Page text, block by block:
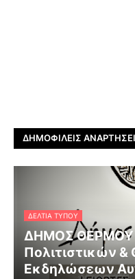
ΔΗΜΟΦΙΛΕΊΣ
ΔΕΛΤΊΑ ΤΎΠΟΥ
ΔΗΜΟΣ ΘΕΡΜΟΥ
Πολιτιστικών
Εκδηλώσεων